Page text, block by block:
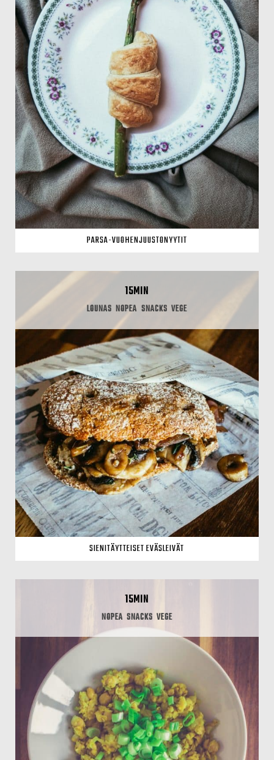
PARSA-VUOHENJUUSTONYYTIT
15MIN
LOUNAS NOPEA SNACKS VEGE
SIENITÄYTTEISET EVÄSLEIVÄT
15MIN
NOPEA SNACKS VEGE